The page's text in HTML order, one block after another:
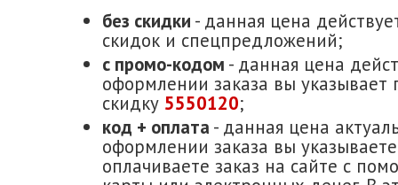
без скидки - данная цена
скидок и спецпредложений;
с промо-кодом - данная цена
оформлении заказа вы указывает
скидку 5550120;
код + оплата - данная цена
оформлении заказа вы
оплачиваете заказ на сайте с